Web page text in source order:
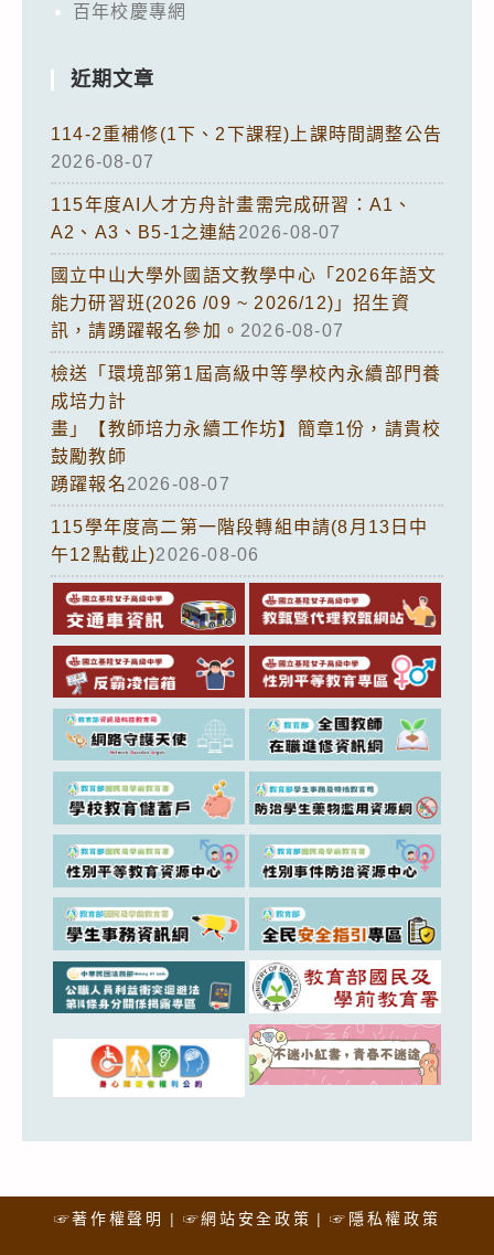
百年校慶專網
近期文章
114-2重補修(1下、2下課程)上課時間調整公告
2026-08-07
115年度AI人才方舟計畫需完成研習：A1、
A2、A3、B5-1之連結2026-08-07
國立中山大學外國語文教學中心「2026年語文
能力研習班(2026 /09 ~ 2026/12)」招生資
訊，請踴躍報名參加。 2026-08-07
檢送「環境部第1屆高級中等學校內永續部門養
成培力計
畫」【教師培力永續工作坊】簡章1份，請貴校
鼓勵教師
踴躍報名2026-08-07
115學年度高二第一階段轉組申請(8月13日中
午12點截止)2026-08-06
☞著作權聲明 ☞網站安全政策 ☞隱私權政策